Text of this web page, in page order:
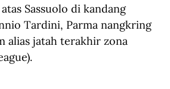
Sassuolo di kandang
Tardini, Parma nangkring
alias jatah terakhir zona